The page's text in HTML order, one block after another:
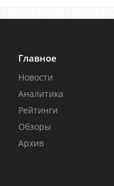
Главное
Новости
Аналитика
Рейтинги
Обзоры
Архив